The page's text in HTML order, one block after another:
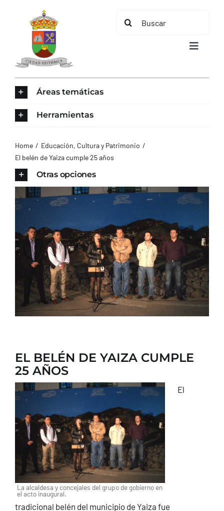
contenido
Buscar:
Toggle
AYUNTAMIENTO
TURISMO
CONTACTO
Áreas temáticas
Herramientas
Home
Educación, Cultura y Patrimonio
El belén de Yaiza cumple 25 años
Otras opciones
EL BELÉN DE YAIZA CUMPLE
25 AÑOS
La alcaldesa y concejales del grupo de gobierno en
el acto inaugural.
El
tradicional belén del municipio de Yaiza fue